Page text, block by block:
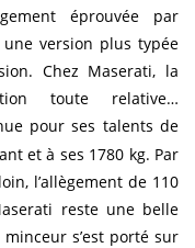
éprouvée par
version plus typée
Chez Maserati, la
toute relative…
pour ses talents de
et à ses 1780 kg. Par
l’allègement de 110
reste une belle
s’est porté sur